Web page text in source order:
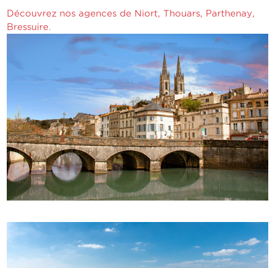
Découvrez nos agences de Niort,Thouars, Parthenay,
Bressuire.